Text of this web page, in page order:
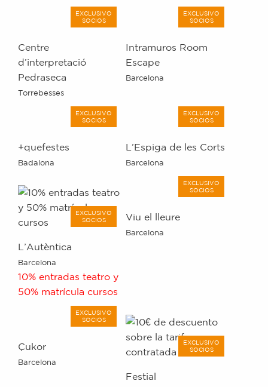
EXCLUSIVO
SOCIOS
Centre
d’interpretació
Pedraseca
Torrebesses
EXCLUSIVO
SOCIOS
Intramuros Room
Escape
Barcelona
EXCLUSIVO
SOCIOS
+quefestes
Badalona
EXCLUSIVO
SOCIOS
L’Espiga de les Corts
Barcelona
EXCLUSIVO
SOCIOS
L’Autèntica
Barcelona
10% entradas teatro y
50% matrícula cursos
EXCLUSIVO
SOCIOS
Viu el lleure
Barcelona
EXCLUSIVO
SOCIOS
Çukor
Barcelona
EXCLUSIVO
SOCIOS
Festial